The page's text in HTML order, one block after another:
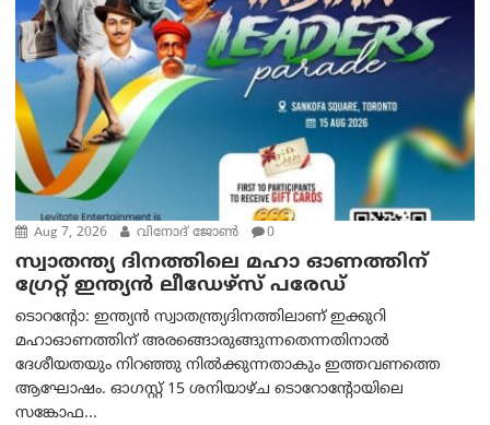
Aug 7, 2026 വിനോദ് ജോൺ 0
സ്വാതന്ത്യ ദിനത്തിലെ മഹാ ഓണത്തിന്
ഗ്രേറ്റ് ഇന്ത്യൻ ലീഡേഴ്സ് പരേഡ്
ടൊറന്റോ: ഇന്ത്യൻ സ്വാതന്ത്ര്യദിനത്തിലാണ് ഇക്കുറി
മഹാഓണത്തിന് അരങ്ങൊരുങ്ങുന്നതെന്നതിനാൽ
ദേശീയതയും നിറഞ്ഞു നിൽക്കുന്നതാകും ഇത്തവണത്തെ
ആഘോഷം. ഓഗസ്റ്റ് 15 ശനിയാഴ്ച ടൊറോന്റോയിലെ
സങ്കോഫ...